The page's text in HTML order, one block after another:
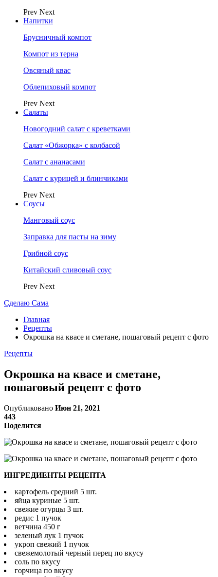
Prev Next
Напитки
Брусничный компот
Компот из терна
Овсяный квас
Облепиховый компот
Prev Next
Салаты
Новогодний салат с креветками
Салат «Обжорка» с колбасой
Салат с ананасами
Салат с курицей и блинчиками
Prev Next
Соусы
Манговый соус
Заправка для пасты на зиму
Грибной соус
Китайский сливовый соус
Prev Next
Сделаю Сама
Главная
Рецепты
Окрошка на квасе и сметане, пошаговый рецепт с фото
Рецепты
Окрошка на квасе и сметане,
пошаговый рецепт с фото
Опубликовано Июн 21, 2021
443
Поделится
ИНГРЕДИЕНТЫ РЕЦЕПТА
картофель средний 5 шт.
яйца куриные 5 шт.
свежие огурцы 3 шт.
редис 1 пучок
ветчина 450 г
зеленый лук 1 пучок
укроп свежий 1 пучок
свежемолотый черный перец по вкусу
соль по вкусу
горчица по вкусу